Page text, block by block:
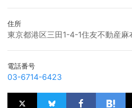
住所
東京都港区三田1-4-1住友不動産麻
電話番号
03-6714-6423